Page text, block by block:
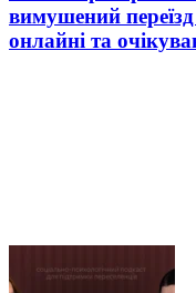
вимушений
онлайні та